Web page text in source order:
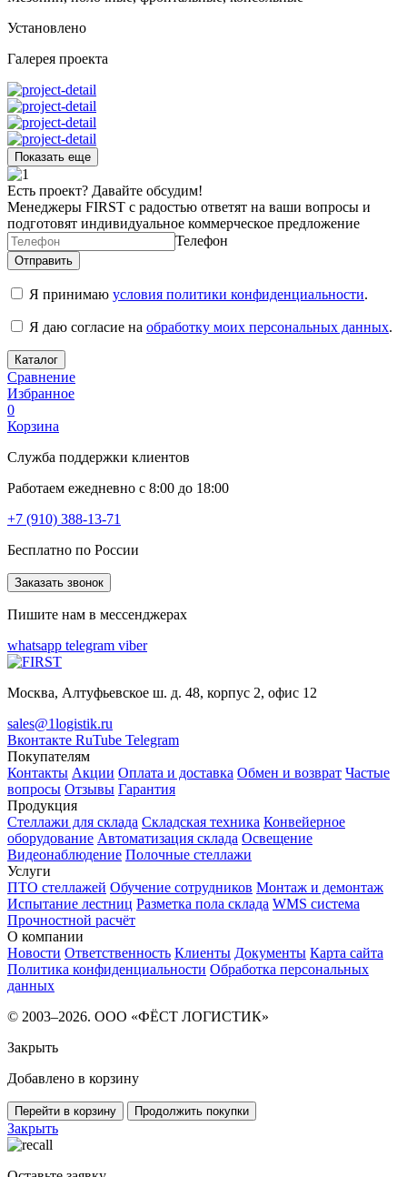
Установлено
Галерея проекта
Показать еще
Есть проект? Давайте обсудим!
Менеджеры FIRST с радостью ответят на ваши вопросы и
подготовят индивидуальное коммерческое предложение
Телефон
Я принимаю условия политики конфиденциальности.
Я даю согласие на обработку моих персональных данных.
Каталог
Сравнение
Избранное
0
Корзина
Служба поддержки клиентов
Работаем ежедневно с 8:00 до 18:00
+7 (910) 388-13-71
Бесплатно по России
Заказать звонок
Пишите нам в мессенджерах
whatsapp telegram viber
Москва, Алтуфьевское ш. д. 48, корпус 2, офис 12
sales@1logistik.ru
Вконтакте RuTube Telegram
Покупателям
Контакты Акции Оплата и доставка Обмен и возврат Частые
вопросы Отзывы Гарантия
Продукция
Стеллажи для склада Складская техника Конвейерное
оборудование Автоматизация склада Освещение
Видеонаблюдение Полочные стеллажи
Услуги
ПТО стеллажей Обучение сотрудников Монтаж и демонтаж
Испытание лестниц Разметка пола склада WMS система
Прочностной расчёт
О компании
Новости Ответственность Клиенты Документы Карта сайта
Политика конфиденциальности Обработка персональных
данных
© 2003–2026. ООО «ФЁСТ ЛОГИСТИК»
Закрыть
Добавлено в корзину
Перейти в корзину Продолжить покупки
Закрыть